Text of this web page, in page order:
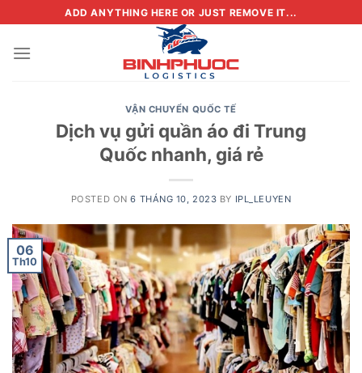
to
content
ADD ANYTHING HERE OR JUST REMOVE IT...
VẬN CHUYỂN QUỐC TẾ
Dịch vụ gửi quần áo đi Trung
Quốc nhanh, giá rẻ
POSTED ON6 THÁNG 10, 2023 BY IPL_LEUYEN
06
Th10